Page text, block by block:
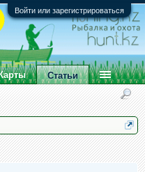
Войти или зарегистрироваться
Статьи